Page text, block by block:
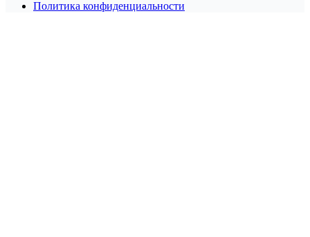
Политика конфиденциальности